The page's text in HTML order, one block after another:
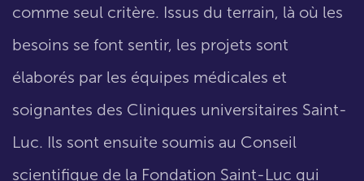
comme seul critère. Issus du terrain, là où les
besoins se font sentir, les projets sont
élaborés par les équipes médicales et
soignantes des Cliniques universitaires Saint-
Luc. Ils sont ensuite soumis au Conseil
scientifique de la Fondation Saint-Luc qui